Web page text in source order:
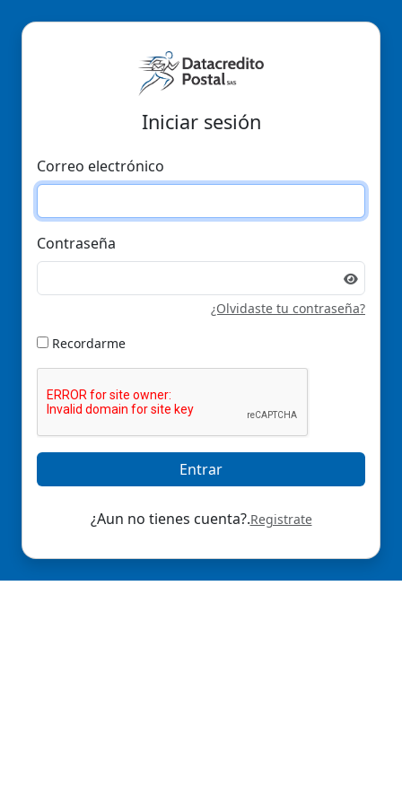
Iniciar sesión
Correo electrónico
Contraseña
¿Olvidaste tu contraseña?
Recordarme
Entrar
¿Aun no tienes cuenta?.Registrate